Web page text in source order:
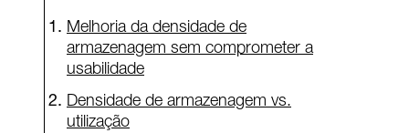
Melhoria da densidade de
armazenagem sem comprometer a
usabilidade
Densidade de armazenagem vs.
utilização